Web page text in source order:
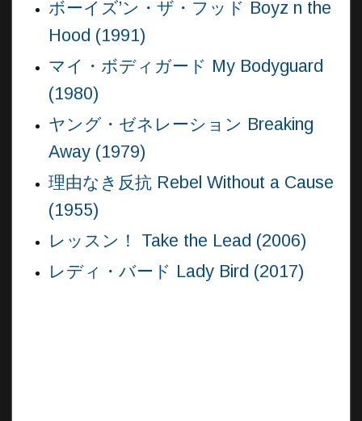
ボーイズ’ン・ザ・フッド Boyz n the
Hood (1991)
マイ・ボディガード My Bodyguard
(1980)
ヤング・ゼネレーション Breaking
Away (1979)
理由なき反抗 Rebel Without a Cause
(1955)
レッスン！ Take the Lead (2006)
レディ・バード Lady Bird (2017)